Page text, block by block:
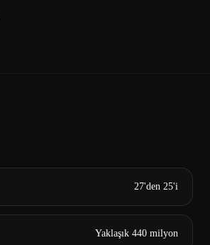
27'den 25'i
Yaklaşık 440 milyon